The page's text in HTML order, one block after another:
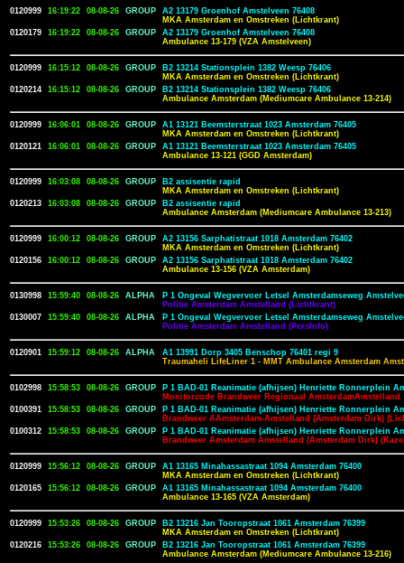
0120999 16:19:22 08-08-26 GROUP
A2 13179 Groenhof Amstelveen 76408
MKA Amsterdam en Omstreken (Lichtkrant)
0120179
16:19:22 08-08-26 GROUP
A2 13179 Groenhof Amstelveen 76408
Ambulance 13-179 (VZA Amstelveen)
0120999 16:15:12 08-08-26 GROUP
B2 13214 Stationsplein 1382 Weesp 76406
MKA Amsterdam en Omstreken (Lichtkrant)
0120214
16:15:12 08-08-26 GROUP
B2 13214 Stationsplein 1382 Weesp 76406
Ambulance Amsterdam (Mediumcare Ambulance 13-214)
0120999 16:06:01 08-08-26 GROUP
A1 13121 Beemsterstraat 1023 Amsterdam 76405
MKA Amsterdam en Omstreken (Lichtkrant)
0120121
16:06:01 08-08-26 GROUP
A1 13121 Beemsterstraat 1023 Amsterdam 76405
Ambulance 13-121 (GGD Amsterdam)
0120999 16:03:08 08-08-26 GROUP
B2 assisentie rapid
MKA Amsterdam en Omstreken (Lichtkrant)
0120213
16:03:08 08-08-26 GROUP
B2 assisentie rapid
Ambulance Amsterdam (Mediumcare Ambulance 13-213)
0120999 16:00:12 08-08-26 GROUP
A2 13156 Sarphatistraat 1018 Amsterdam 76402
MKA Amsterdam en Omstreken (Lichtkrant)
0120156
16:00:12 08-08-26 GROUP
A2 13156 Sarphatistraat 1018 Amsterdam 76402
Ambulance 13-156 (VZA Amsterdam)
0130998 15:59:40 08-08-26 ALPHA
P 1 Ongeval Wegvervoer Letsel Amsterdamseweg
Politie Amsterdam Amstelland (Lichtkrant)
0130007
15:59:40 08-08-26 ALPHA
P 1 Ongeval Wegvervoer Letsel Amsterdamseweg
Politie Amsterdam Amstelland (PersInfo)
0120901 15:59:12 08-08-26 ALPHA
A1 13991 Dorp 3405 Benschop 76401 regi 9
Traumaheli LifeLiner 1 - MMT Ambulance Amsterdam
0102998 15:58:53 08-08-26 GROUP
P 1 BAD-01 Reanimatie (afhijsen) Henriette Ronnerplein
Monitorcode Brandweer Regionaal AmsterdamAmstelland
0100391
15:58:53 08-08-26 GROUP
P 1 BAD-01 Reanimatie (afhijsen) Henriette Ronnerplein
Brandweer AAmsterdam-Amstelland (Amsterdam Dirk)
0100312
15:58:53 08-08-26 GROUP
P 1 BAD-01 Reanimatie (afhijsen) Henriette Ronnerplein
Brandweer Amsterdam Amstelland (Amsterdam Dirk)
0120999 15:56:12 08-08-26 GROUP
A1 13165 Minahassastraat 1094 Amsterdam 76400
MKA Amsterdam en Omstreken (Lichtkrant)
0120165
15:56:12 08-08-26 GROUP
A1 13165 Minahassastraat 1094 Amsterdam 76400
Ambulance 13-165 (VZA Amsterdam)
0120999 15:53:26 08-08-26 GROUP
B2 13216 Jan Tooropstraat 1061 Amsterdam 76399
MKA Amsterdam en Omstreken (Lichtkrant)
0120216
15:53:26 08-08-26 GROUP
B2 13216 Jan Tooropstraat 1061 Amsterdam 76399
Ambulance Amsterdam (Mediumcare Ambulance 13-216)